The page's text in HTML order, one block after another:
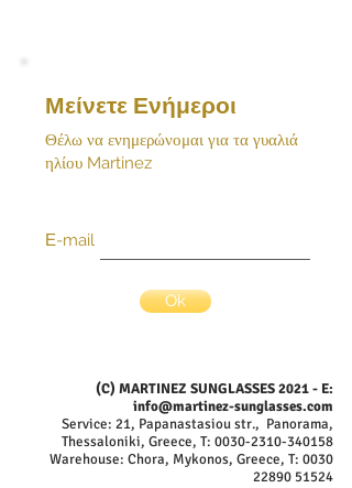
Μείνετε Ενήμεροι
Θέλω να ενημερώνομαι για τα γυαλιά
ηλίου Martinez
Ε-mail
Ok
(C) MARTINEZ SUNGLASSES 2021 - E:
info@martinez-sunglasses.com
Service: 21, Papanastasiou str., Panorama,
Thessaloniki, Greece, T: 0030-2310-340158
Warehouse: Chora, Mykonos, Greece, T: 0030
22890 51524